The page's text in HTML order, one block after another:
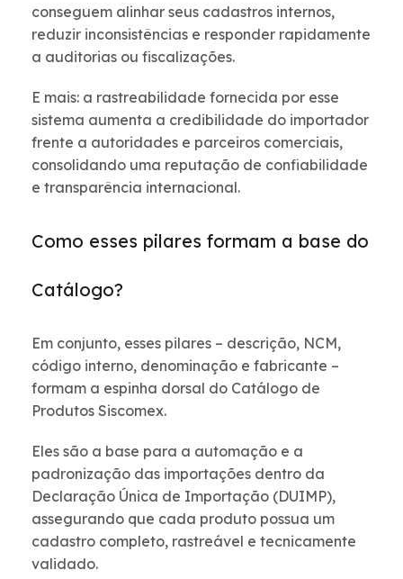
conseguem alinhar seus cadastros internos,
reduzir inconsistências e responder rapidamente
a auditorias ou fiscalizações.
E mais: a rastreabilidade fornecida por esse
sistema aumenta a credibilidade do importador
frente a autoridades e parceiros comerciais,
consolidando uma reputação de confiabilidade
e transparência internacional.
Como esses pilares formam a base do
Catálogo?
Em conjunto, esses pilares – descrição, NCM,
código interno, denominação e fabricante –
formam a espinha dorsal do Catálogo de
Produtos Siscomex.
Eles são a base para a automação e a
padronização das importações dentro da
Declaração Única de Importação (DUIMP),
assegurando que cada produto possua um
cadastro completo, rastreável e tecnicamente
validado.